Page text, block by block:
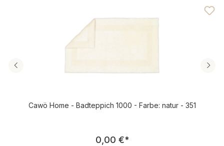
Cawö Home - Badteppich 1000 - Farbe: natur - 351
Regulärer Preis:
0,00 €*